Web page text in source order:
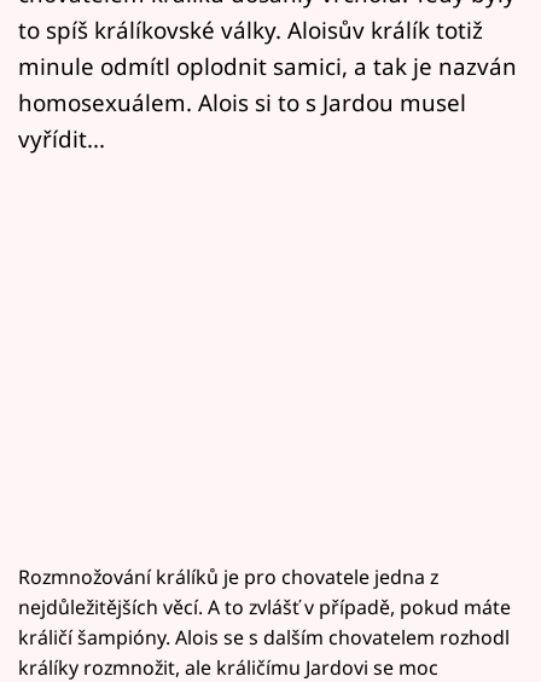
Sledujte nás
to spíš králíkovské války. Aloisův králík totiž
minule odmítl oplodnit samici, a tak je nazván
homosexuálem. Alois si to s Jardou musel
vyřídit...
Rozmnožování králíků je pro chovatele jedna z
nejdůležitějších věcí. A to zvlášť v případě, pokud máte
králičí šampióny. Alois se s dalším chovatelem rozhodl
králíky rozmnožit, ale králičímu Jardovi se moc